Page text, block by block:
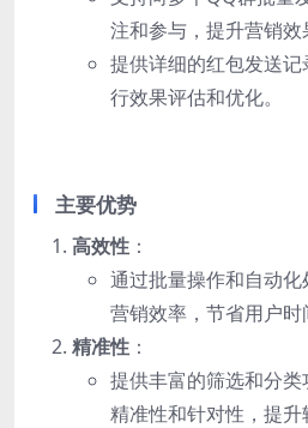
注和参与，提升营销效
提供详细的红包发送
行效果评估和优化。
主要优势
高效性 ：
通过批量操作和自动
营销效率，节省用户时
精准性 ：
提供丰富的筛选和分
精准性和针对性，提升